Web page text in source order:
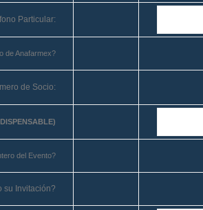
Particular:
de Anafarmex?
de Socio:
del Evento?
su Invitación?